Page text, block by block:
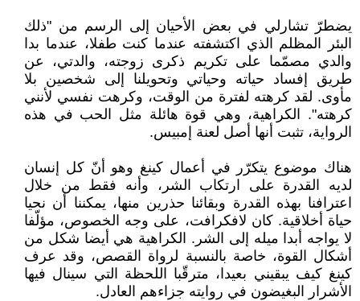
يضطرّ تشارلي في بعض الأحيان إلى الرسم من "ذلك
البئر المظلم الذي اكتشفته عندما كنت طفلا، عندما بدا
والدي مصمّما على تكريم ذكرى زوجته، والدتي، عن
طريق إفساد حياته وحياتي وتحويلنا إلى شخصين بلا
مأوى. لقد كرهته لفترة من الوقت، وكرهت نفسي لأنني
كرهته". الكراهية، وهي قوة هائلة مثل الحب في هذه
الرواية، تثبت أنها أصل لعنة إمبيس.
هناك موضوع يتكرّر في أعمال كينغ وهو أنّ كل إنسان
لديه القدرة على ارتكاب الشر، وأنه فقط من خلال
اعترافنا بهذه القدرة وبقائنا حذرين منها، يمكننا أن نحيا
حياة أخلاقية. كان لافكرافت، على وجه الخصوص، مؤلّفا
لا يواجه أبدا ميله إلى الشر. الكراهية هي أيضا شكل من
أشكال القوة، خاصة بالنسبة لرواة القصص، وقد عرف
كينغ كيف يبقيني بعيدا، مترقّبا اللحظة التي سينال فيها
الأشرار البغيضون في روايته جزاءهم العادل.